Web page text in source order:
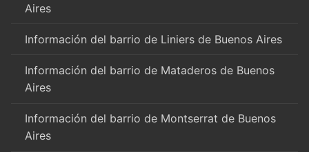
Aires
Información del barrio de Liniers de Buenos Aires
Información del barrio de Mataderos de Buenos
Aires
Información del barrio de Montserrat de Buenos
Aires